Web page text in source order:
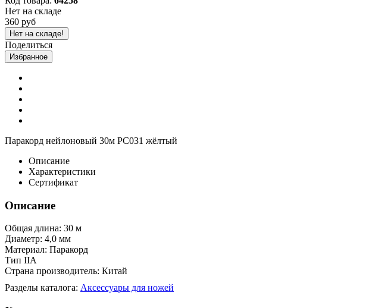
Нет на складе
360 руб
Нет на складе!
Поделиться
Избранное
Паракорд нейлоновый 30м PC031 жёлтый
Описание
Характеристики
Сертификат
Описание
Общая длина: 30 м
Диаметр: 4,0 мм
Материал: Паракорд
Тип IIA
Страна производитель: Китай
Разделы каталога: Аксессуары для ножей